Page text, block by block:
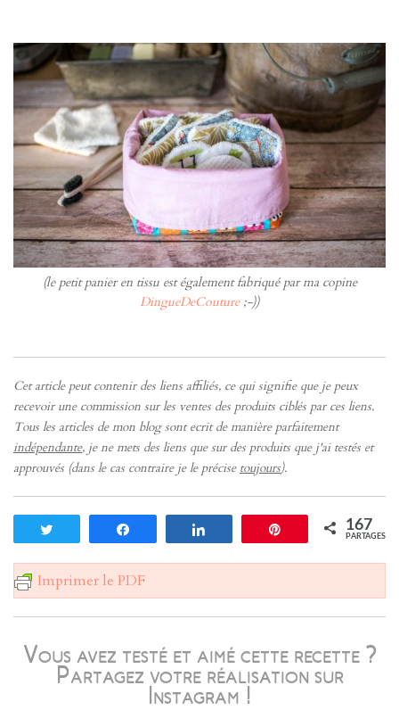
(le petit panier en tissu est également fabriqué par ma copine
DingueDeCouture;-))
Cet article peut contenir des liens affiliés, ce qui signifie que je peux
recevoir une commission sur les ventes des produits ciblés par ces liens.
Tous les articles de mon blog sont ecrit de manière parfaitement
indépendante, je ne mets des liens que sur des produits que j'ai testés et
approuvés (dans le cas contraire je le précise toujours).
Enregistrer167
PARTAGES
Imprimer le PDF
Vous avez testé et aimé cette recette ?
Partagez votre réalisation sur
Instagram !